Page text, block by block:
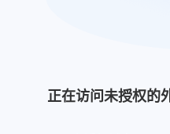
正在访问未授权的